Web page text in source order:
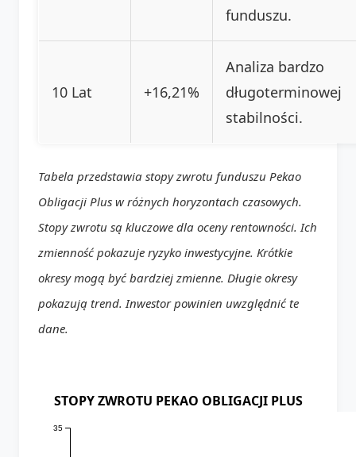
funduszu.
10 Lat +16,21%
Analiza bardzo
długoterminowej
stabilności.
Tabela przedstawia stopy zwrotu funduszu Pekao
Obligacji Plus w różnych horyzontach czasowych.
Stopy zwrotu są kluczowe dla oceny rentowności. Ich
zmienność pokazuje ryzyko inwestycyjne. Krótkie
okresy mogą być bardziej zmienne. Długie okresy
pokazują trend. Inwestor powinien uwzględnić te
dane.
STOPY ZWROTU PEKAO OBLIGACJI PLUS
35